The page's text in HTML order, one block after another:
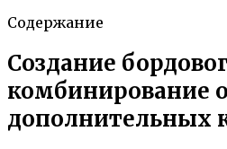
Содержание
Создание
комбинирование
дополнительных